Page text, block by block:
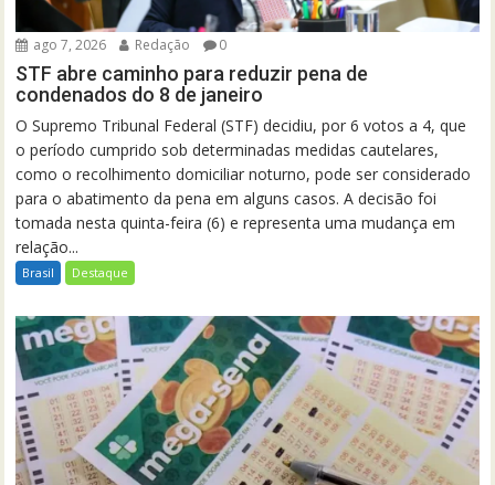
ago 7, 2026 Redação 0
STF abre caminho para reduzir pena de
condenados do 8 de janeiro
O Supremo Tribunal Federal (STF) decidiu, por 6 votos a 4, que
o período cumprido sob determinadas medidas cautelares,
como o recolhimento domiciliar noturno, pode ser considerado
para o abatimento da pena em alguns casos. A decisão foi
tomada nesta quinta-feira (6) e representa uma mudança em
relação...
Brasil Destaque